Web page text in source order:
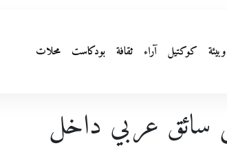
كوكتيل آراء ثقافة بودكاست محلات
سائق عربي داخل